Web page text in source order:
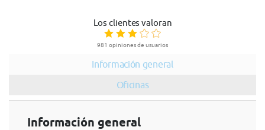
Los clientes valoran
981 opiniones de usuarios
Información general
Oficinas
Información general